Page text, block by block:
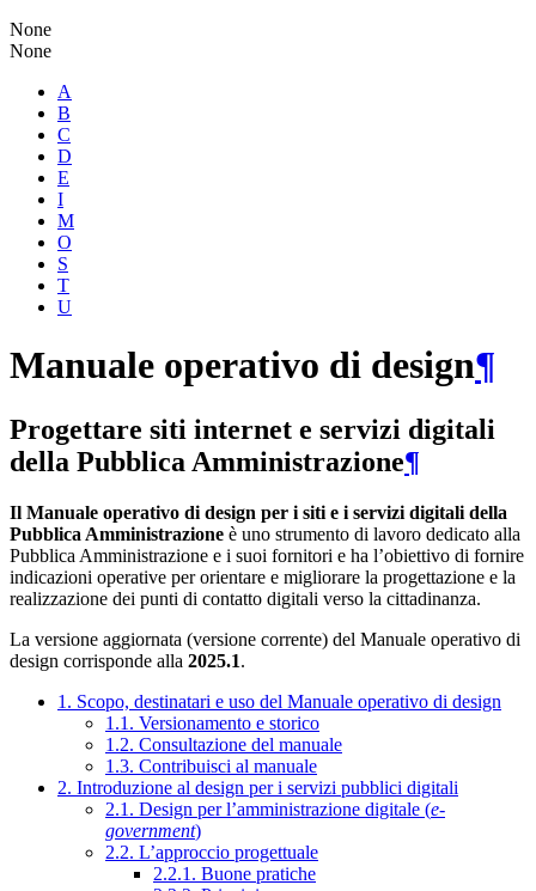
None
None
A
B
C
D
E
I
M
O
S
T
U
Manuale operativo di design¶
Progettare siti internet e servizi digitali
della Pubblica Amministrazione¶
Il Manuale operativo di design per i siti e i servizi digitali della
Pubblica Amministrazione è uno strumento di lavoro dedicato alla
Pubblica Amministrazione e i suoi fornitori e ha l’obiettivo di fornire
indicazioni operative per orientare e migliorare la progettazione e la
realizzazione dei punti di contatto digitali verso la cittadinanza.
La versione aggiornata (versione corrente) del Manuale operativo di
design corrisponde alla 2025.1.
1. Scopo, destinatari e uso del Manuale operativo di design
1.1. Versionamento e storico
1.2. Consultazione del manuale
1.3. Contribuisci al manuale
2. Introduzione al design per i servizi pubblici digitali
2.1. Design per l’amministrazione digitale (e-
government)
2.2. L’approccio progettuale
2.2.1. Buone pratiche